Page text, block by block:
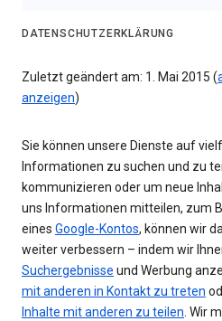
DATENSCHUTZERKLÄRUNG
Zuletzt geändert am: 1. Mai 2015 (
anzeigen)
Sie können unsere Dienste auf
Informationen zu suchen und zu
kommunizieren oder um neue
uns Informationen mitteilen, zum
eines Google-Kontos, können wir
weiter verbessern – indem wir
Suchergebnisse und Werbung
mit anderen in Kontakt zu treten
Inhalte mit anderen zu teilen. Wir